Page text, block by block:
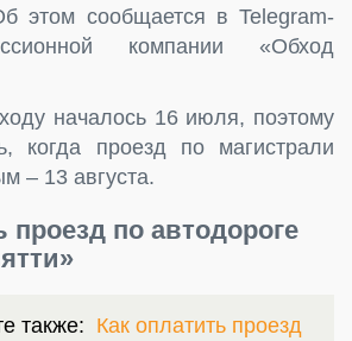
этом сообщается в Telegram-
компании «Обход
началось 16 июля, поэтому
когда проезд по магистрали
– 13 августа.
проезд по автодороге
также: Как оплатить проезд